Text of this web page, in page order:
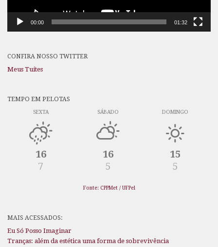
00:00 01:32
CONFIRA NOSSO TWITTER
Meus Tuítes
TEMPO EM PELOTAS
SEXTA
16
7
SÁBADO
16
5
DOMINGO
15
5
Fonte: CPPMet / UFPel
MAIS ACESSADOS:
Eu Só Posso Imaginar
Tranças: além da estética uma forma de sobrevivência